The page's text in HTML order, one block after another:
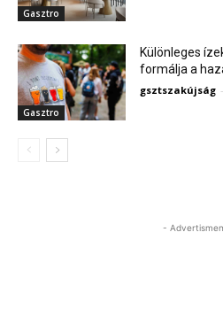
Gasztro
Gasztro
Különleges
formálja a
gsztszakújság -
-